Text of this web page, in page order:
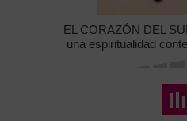
EL CORAZÓN DEL
una espiritualidad